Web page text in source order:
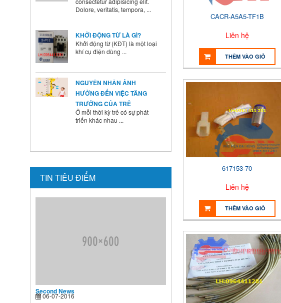
khí cụ điện dùng ...
HƯỞNG ĐẾN VIỆC TĂNG
TRƯỞNG CỦA TRẺ
Ở mỗi thời kỳ trẻ có sự phát
triển khác nhau ...
Là cha mẹ ai cũng mong
BÉ ĐÚNG CÁCH NHANH VÀ
consectetur adipisicing elit.
TIN TIÊU ĐIỂM
Second News
06-07-2016
CACR-A5A5-TF1B
Liên hệ
THÊM VÀO GIỎ
617153-70
Liên hệ
THÊM VÀO GIỎ